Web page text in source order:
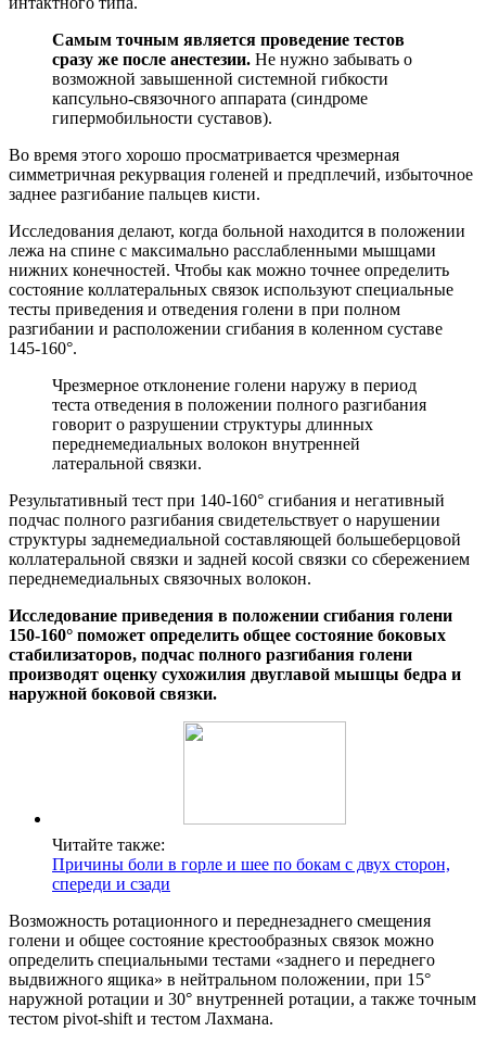
Самым точным является проведение тестов
сразу же после анестезии. Не нужно забывать о
возможной завышенной системной гибкости
капсульно-связочного аппарата (синдроме
гипермобильности суставов).
Во время этого хорошо просматривается чрезмерная
симметричная рекурвация голеней и предплечий, избыточное
заднее разгибание пальцев кисти.
Исследования делают, когда больной находится в положении
лежа на спине с максимально расслабленными мышцами
нижних конечностей. Чтобы как можно точнее определить
состояние коллатеральных связок используют специальные
тесты приведения и отведения голени в при полном
разгибании и расположении сгибания в коленном суставе
145-160°.
Чрезмерное отклонение голени наружу в период
теста отведения в положении полного разгибания
говорит о разрушении структуры длинных
переднемедиальных волокон внутренней
латеральной связки.
Результативный тест при 140-160° сгибания и негативный
подчас полного разгибания свидетельствует о нарушении
структуры заднемедиальной составляющей большеберцовой
коллатеральной связки и задней косой связки со сбережением
переднемедиальных связочных волокон.
Исследование приведения в положении сгибания голени
150-160° поможет определить общее состояние боковых
стабилизаторов, подчас полного разгибания голени
производят оценку сухожилия двуглавой мышцы бедра и
наружной боковой связки.
Читайте также:
Причины боли в горле и шее по бокам с двух сторон,
спереди и сзади
Возможность ротационного и переднезаднего смещения
голени и общее состояние крестообразных связок можно
определить специальными тестами «заднего и переднего
выдвижного ящика» в нейтральном положении, при 15°
наружной ротации и 30° внутренней ротации, а также точным
тестом pivot-shift и тестом Лахмана.